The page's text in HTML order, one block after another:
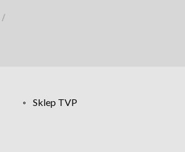
/
Sklep TVP